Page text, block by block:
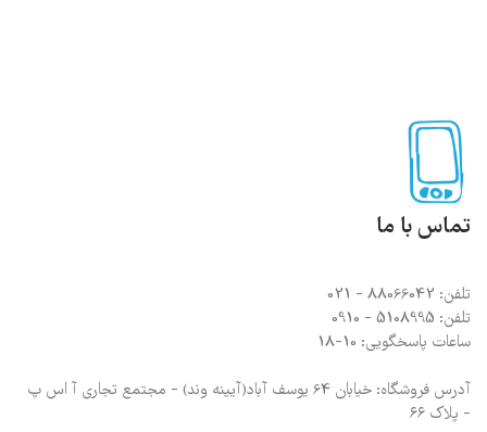
تماس با ما
تلفن: 88066042 - 021
تلفن: 5108995 - 0910
ساعات پاسخگویی: 10-18
آدرس فروشگاه: خیابان 64 یوسف آباد(آیینه وند) - مجتمع تجاری آ اس پ
- پلاک ۶۶